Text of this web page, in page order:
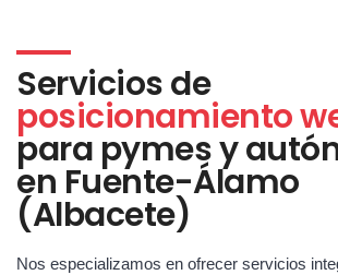
Servicios de
posicionamiento
para pymes y
en Fuente-Álamo
(Albacete)
Nos especializamos en ofrecer servicios